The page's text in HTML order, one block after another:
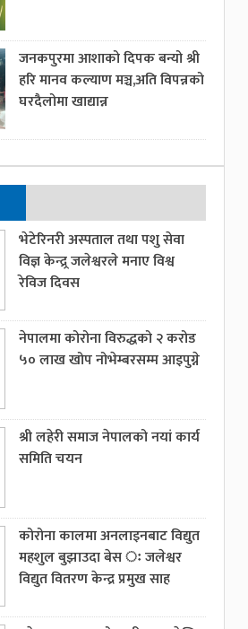
जनकपुरमा आशाको दिपक बन्यो श्री
हरि मानव कल्याण मञ्च,अति विपन्नको
घरदैलोमा खाद्यान्न
भेटेरिनरी अस्पताल तथा पशु सेवा
विज्ञ केन्द्र्र जलेश्वरले मनाए विश्व
रेविज दिवस
नेपालमा कोरोना विरुद्धको २ करोड
५० लाख खोप नोभेम्बरसम्म आइपुग्ने
श्री लहेरी समाज नेपालको नयां कार्य
समिति चयन
कोरोना कालमा अनलाइनबाट विद्युत
महशुल बुझाउदा बेस ः जलेश्वर
विद्युत वितरण केन्द्र प्रमुख साह